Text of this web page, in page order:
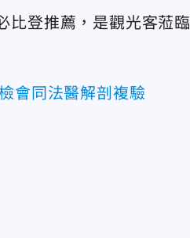
比登推薦，是觀光客蒞臨
會同法醫解剖複驗